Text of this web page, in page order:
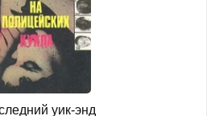
уик-энд